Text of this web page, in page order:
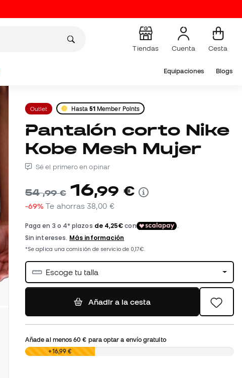
Tiendas Cuenta Cesta
Equipaciones Blogs
Outlet Hasta 51 Member Points
Pantalón corto Nike
Kobe Mesh Mujer
Sé el primero en opinar
54,99 € 16,99 €
-69% Te ahorras38,00 €
Escoge tu talla
Añadir a la cesta
Añade al menos60 € para optar a envío gratuito
0,00 € +16,99 €